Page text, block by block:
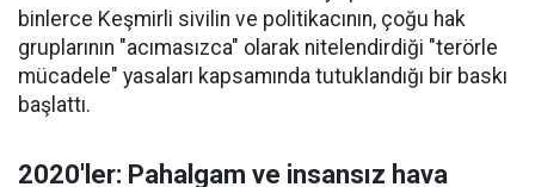
binlerce Keşmirli sivilin ve politikacının, çoğu hak
gruplarının "acımasızca" olarak nitelendirdiği "terörle
mücadele" yasaları kapsamında tutuklandığı bir baskı
başlattı.
2020'ler: Pahalgam ve insansız hava